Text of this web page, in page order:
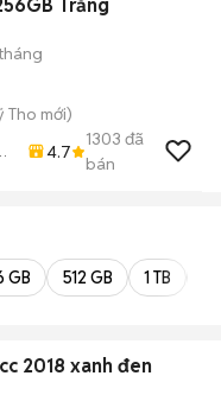
Trắng
Tho mới)
4.7
1303 đã
bán
GB 512 GB 1 TB
2018 xanh đen